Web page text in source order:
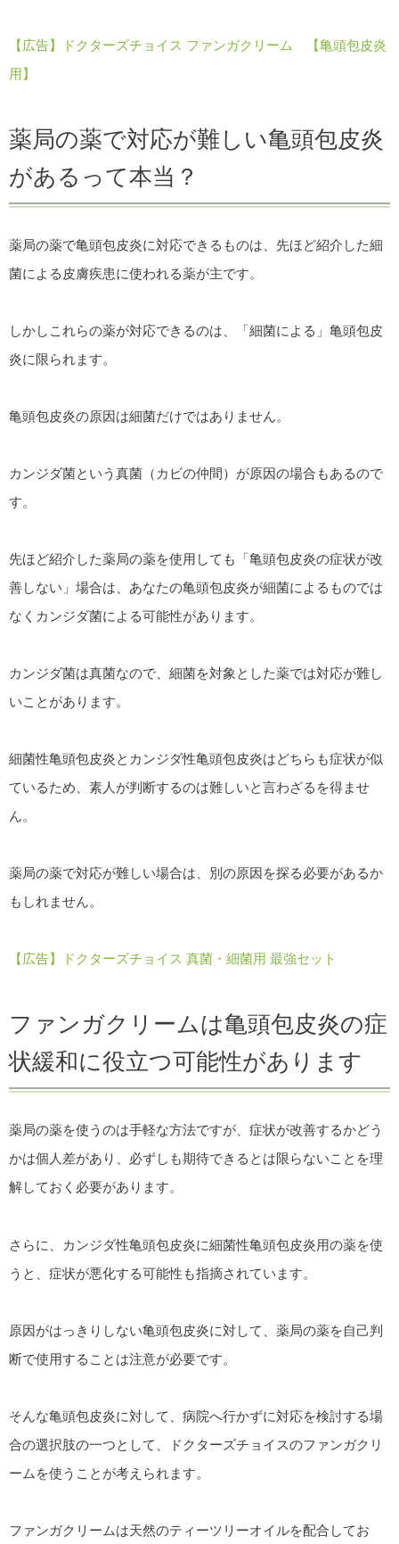
【広告】ドクターズチョイス ファンガクリーム 【亀頭包皮炎
用】
薬局の薬で対応が難しい亀頭包皮炎
があるって本当？
薬局の薬で亀頭包皮炎に対応できるものは、先ほど紹介した細
菌による皮膚疾患に使われる薬が主です。
しかしこれらの薬が対応できるのは、「細菌による」亀頭包皮
炎に限られます。
亀頭包皮炎の原因は細菌だけではありません。
カンジダ菌という真菌（カビの仲間）が原因の場合もあるので
す。
先ほど紹介した薬局の薬を使用しても「亀頭包皮炎の症状が改
善しない」場合は、あなたの亀頭包皮炎が細菌によるものでは
なくカンジダ菌による可能性があります。
カンジダ菌は真菌なので、細菌を対象とした薬では対応が難し
いことがあります。
細菌性亀頭包皮炎とカンジダ性亀頭包皮炎はどちらも症状が似
ているため、素人が判断するのは難しいと言わざるを得ませ
ん。
薬局の薬で対応が難しい場合は、別の原因を探る必要があるか
もしれません。
【広告】ドクターズチョイス 真菌・細菌用 最強セット
ファンガクリームは亀頭包皮炎の症
状緩和に役立つ可能性があります
薬局の薬を使うのは手軽な方法ですが、症状が改善するかどう
かは個人差があり、必ずしも期待できるとは限らないことを理
解しておく必要があります。
さらに、カンジダ性亀頭包皮炎に細菌性亀頭包皮炎用の薬を使
うと、症状が悪化する可能性も指摘されています。
原因がはっきりしない亀頭包皮炎に対して、薬局の薬を自己判
断で使用することは注意が必要です。
そんな亀頭包皮炎に対して、病院へ行かずに対応を検討する場
合の選択肢の一つとして、ドクターズチョイスのファンガクリ
ームを使うことが考えられます。
ファンガクリームは天然のティーツリーオイルを配合してお